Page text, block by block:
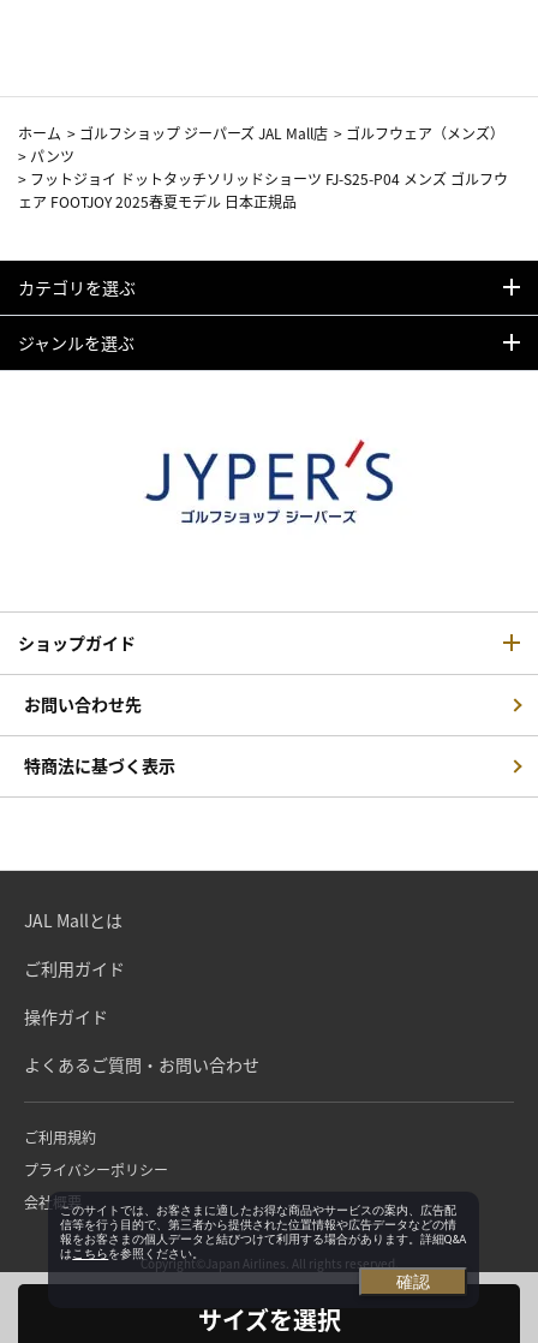
サイズを選択
ホーム > ゴルフショップ ジーパーズ JAL Mall店 > ゴルフウェア（メンズ）
> パンツ
> フットジョイ ドットタッチソリッドショーツ FJ-S25-P04 メンズ ゴルフウ
ェア FOOTJOY 2025春夏モデル 日本正規品
カテゴリを選ぶ
ジャンルを選ぶ
ショップガイド
お問い合わせ先
特商法に基づく表示
JAL Mallとは
ご利用ガイド
操作ガイド
よくあるご質問・お問い合わせ
ご利用規約
プライバシーポリシー
会社概要
Copyright©Japan Airlines. All rights reserved.
このサイトでは、お客さまに適したお得な商品やサービスの案内、広告配
信等を行う目的で、第三者から提供された位置情報や広告データなどの情
報をお客さまの個人データと結びつけて利用する場合があります。詳細Q&A
は こちらを参照ください。
確認